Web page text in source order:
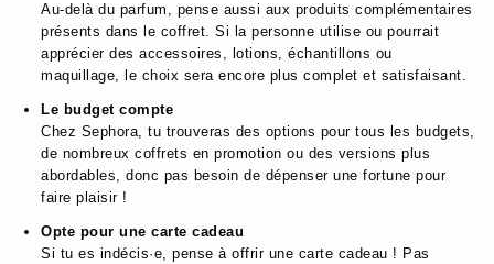
Au-delà du parfum, pense aussi aux produits complémentaires
présents dans le coffret. Si la personne utilise ou pourrait
apprécier des accessoires, lotions, échantillons ou
maquillage, le choix sera encore plus complet et satisfaisant.
Le budget compte
Chez Sephora, tu trouveras des options pour tous les budgets,
de nombreux coffrets en promotion ou des versions plus
abordables, donc pas besoin de dépenser une fortune pour
faire plaisir !
Opte pour une carte cadeau
Si tu es indécis·e, pense à offrir une carte cadeau ! Pas